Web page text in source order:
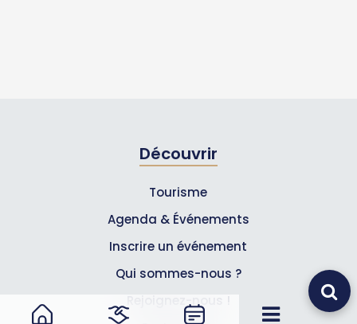
Découvrir
Tourisme
Agenda & Événements
Inscrire un événement
Qui sommes-nous ?
Rejoignez-nous !